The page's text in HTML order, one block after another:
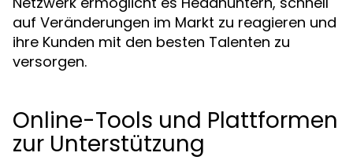
auf Veränderungen im Markt zu reagieren und
ihre Kunden mit den besten Talenten zu
versorgen.
Online-Tools und Plattformen
zur Unterstützung